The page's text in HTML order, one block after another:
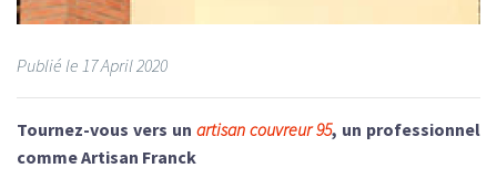
Publié le 17April 2020
Tournez-vous vers un artisan couvreur 95, un professionnel
comme Artisan Franck